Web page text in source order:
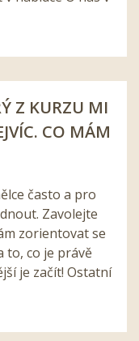
Z KURZU MI
CO MÁM
často a pro
Zavolejte
zorientovat se
to, co je právě
je začít! Ostatní